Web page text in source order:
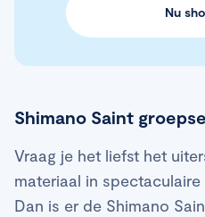
Nu
Shimano Saint
Vraag je het liefst het
materiaal in spectaculaire
Dan is er de Shimano